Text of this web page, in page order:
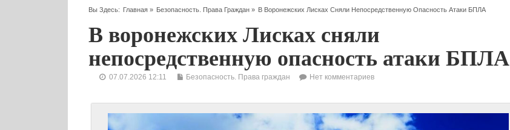
Вы Здесь: Главная» Безопасность. Права Граждан » В Воронежских Лисках Сняли Непосредственную Опасность Атаки БПЛА
В воронежских Лисках сняли
непосредственную опасность атаки БПЛА
07.07.2026 12:11 Безопасность. Права граждан Нет комментариев